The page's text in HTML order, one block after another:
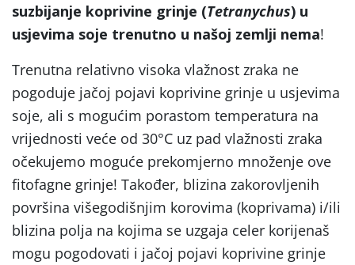
suzbijanje koprivine grinje (Tetranychus) u
usjevima soje trenutno u našoj zemlji nema!
Trenutna relativno visoka vlažnost zraka ne
pogoduje jačoj pojavi koprivine grinje u usjevima
soje, ali s mogućim porastom temperatura na
vrijednosti veće od 30°C uz pad vlažnosti zraka
očekujemo moguće prekomjerno množenje ove
fitofagne grinje! Također, blizina zakorovljenih
površina višegodišnjim korovima (koprivama) i/ili
blizina polja na kojima se uzgaja celer korijenaš
mogu pogodovati i jačoj pojavi koprivine grinje